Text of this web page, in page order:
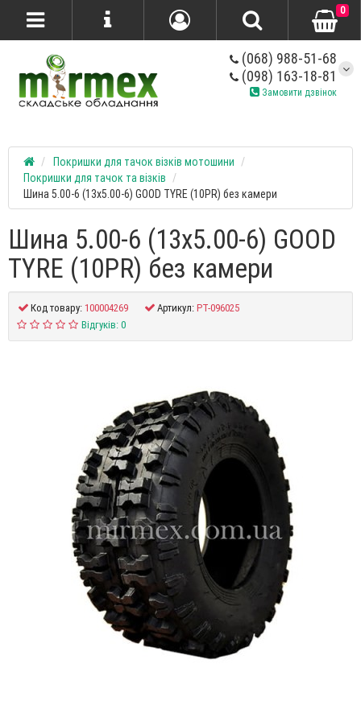
(068) 988-51-68
(098) 163-18-81
Замовити дзвінок
0
Покришки для тачок візків мотошини
Покришки для тачок та візків
Шина 5.00-6 (13x5.00-6) GOOD TYRE (10PR) без камери
Шина 5.00-6 (13x5.00-6) GOOD
TYRE (10PR) без камери
Код товару:100004269 Артикул:PT-096025
Відгуків: 0